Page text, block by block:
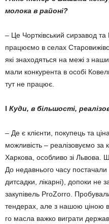
молока в районі?
– Це Чортківський сирзавод
працюємо в селах
які знаходяться на ме­жі з
мали конкурента в особі
тут не працює.
l Куди, в більшості,
– Де є клієнти, покупець та
можливість – реалізо­ву­ємо за
Харкова, особливо зі
До недавнього часу
дит­садки, лікарні), допо­ки не
закупівель ProZorro.
тендерах, але з нашою ціною
го масла важко вигра­ти